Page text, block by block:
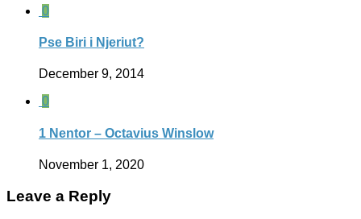
0
Pse Biri i Njeriut?
December 9, 2014
0
1 Nentor – Octavius Winslow
November 1, 2020
Leave a Reply